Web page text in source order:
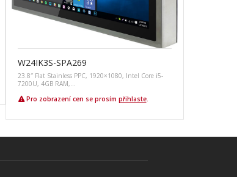
W24IK3S-SPA269
23.8″ Flat Stainless PPC, 1920×1080, Intel Core i5-
7200U, 4GB RAM,…
Pro zobrazení cen se prosím přihlaste.